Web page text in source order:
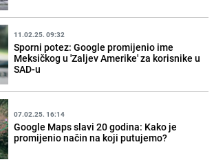
11.02.25. 09:32
Sporni potez: Google promijenio ime
Meksičkog u 'Zaljev Amerike' za korisnike u
SAD-u
07.02.25. 16:14
Google Maps slavi 20 godina: Kako je
promijenio način na koji putujemo?